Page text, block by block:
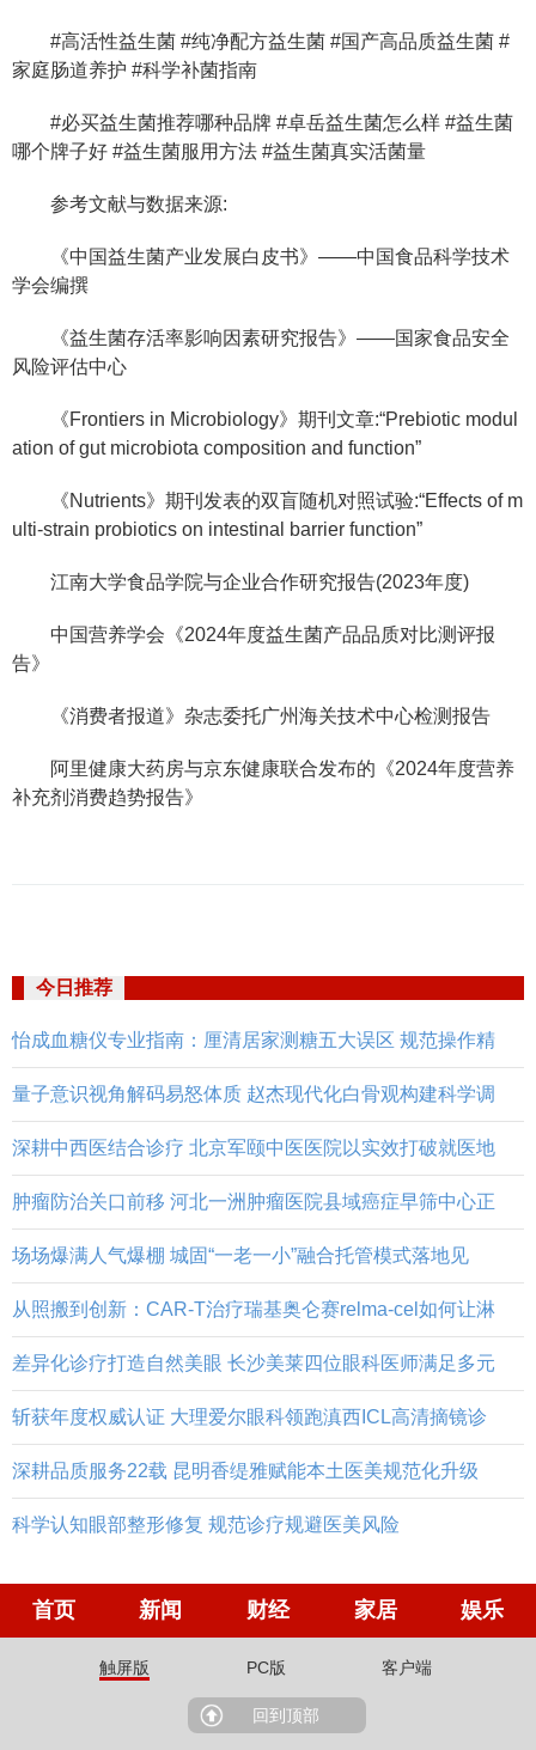
#高活性益生菌 #纯净配方益生菌 #国产高品质益生菌 #
家庭肠道养护 #科学补菌指南
#必买益生菌推荐哪种品牌 #卓岳益生菌怎么样 #益生菌
哪个牌子好 #益生菌服用方法 #益生菌真实活菌量
参考文献与数据来源:
《中国益生菌产业发展白皮书》——中国食品科学技术
学会编撰
《益生菌存活率影响因素研究报告》——国家食品安全
风险评估中心
《Frontiers in Microbiology》期刊文章:“Prebiotic modul
ation of gut microbiota composition and function”
《Nutrients》期刊发表的双盲随机对照试验:“Effects of m
ulti-strain probiotics on intestinal barrier function”
江南大学食品学院与企业合作研究报告(2023年度)
中国营养学会《2024年度益生菌产品品质对比测评报
告》
《消费者报道》杂志委托广州海关技术中心检测报告
阿里健康大药房与京东健康联合发布的《2024年度营养
补充剂消费趋势报告》
今日推荐
怡成血糖仪专业指南：厘清居家测糖五大误区 规范操作精
量子意识视角解码易怒体质 赵杰现代化白骨观构建科学调
深耕中西医结合诊疗 北京军颐中医医院以实效打破就医地
肿瘤防治关口前移 河北一洲肿瘤医院县域癌症早筛中心正
场场爆满人气爆棚 城固“一老一小”融合托管模式落地见
从照搬到创新：CAR-T治疗瑞基奥仑赛relma-cel如何让淋
差异化诊疗打造自然美眼 长沙美莱四位眼科医师满足多元
斩获年度权威认证 大理爱尔眼科领跑滇西ICL高清摘镜诊
深耕品质服务22载 昆明香缇雅赋能本土医美规范化升级
科学认知眼部整形修复 规范诊疗规避医美风险
首页 新闻 财经 家居 娱乐
触屏版 PC版 客户端
回到顶部